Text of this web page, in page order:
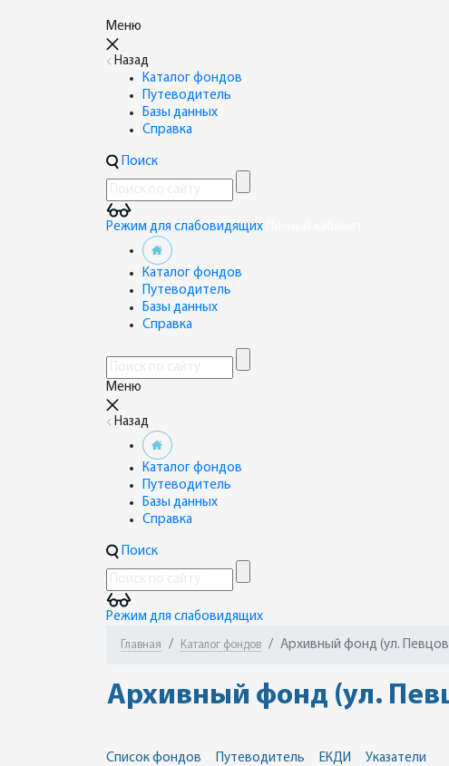
Меню
Назад
Каталог фондов
Путеводитель
Базы данных
Справка
Поиск
Режим для слабовидящих
Каталог фондов
Путеводитель
Базы данных
Справка
Меню
Назад
Каталог фондов
Путеводитель
Базы данных
Справка
Поиск
Режим для слабовидящих
Главная Каталог фондов Архивный фонд (ул.
Архивный фонд (ул.
Список фондов Путеводитель ЕКДИ Указатели